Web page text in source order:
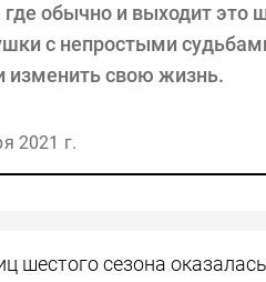
обычно и выходит это
с непростыми
изменить свою жизнь.
2021 г.
шестого сезона